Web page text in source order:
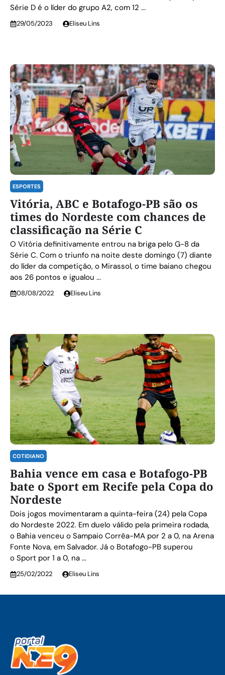
Série D é o líder do grupo A2, com 12 ...
29/05/2023 Eliseu Lins
ESPORTES
Vitória, ABC e Botafogo-PB são os
times do Nordeste com chances de
classificação na Série C
O Vitória definitivamente entrou na briga pelo G-8 da
Série C. Com o triunfo na noite deste domingo (7) diante
do líder da competição, o Mirassol, o time baiano chegou
aos 26 pontos e igualou ...
08/08/2022 Eliseu Lins
COTIDIANO
Bahia vence em casa e Botafogo-PB
bate o Sport em Recife pela Copa do
Nordeste
Dois jogos movimentaram a quinta-feira (24) pela Copa
do Nordeste 2022. Em duelo válido pela primeira rodada,
o Bahia venceu o Sampaio Corrêa-MA por 2 a 0, na Arena
Fonte Nova, em Salvador. Já o Botafogo-PB superou
o Sport por 1 a 0, na ...
25/02/2022 Eliseu Lins